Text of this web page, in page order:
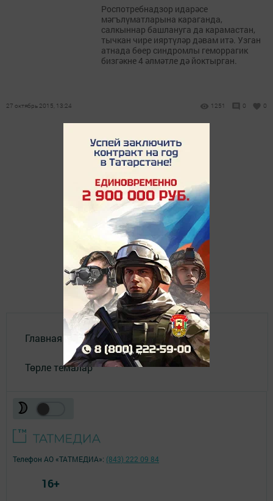
Роспотребнадзор идарәсе
мәгълүматларына караганда,
салкыннар башлануга да карамастан,
тычкан чире ияртүләр дәвам итә. Узган
атнада бөер синдромлы геморрагик
бизгәкне 4 әлмәтле дә йоктырган.
27 октябрь 2015, 13:24 1251 0 0
Главная
Төрле темалар
Телефон АО «ТАТМЕДИА»: (843) 222 09 84
16+